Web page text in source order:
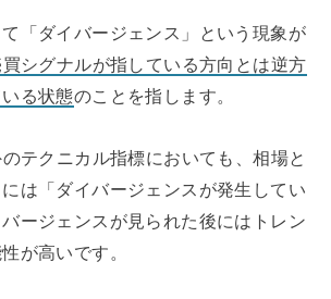
「ダイバージェンス」という現象が
シグナルが指している方向とは逆方
る状態のことを指します。
テクニカル指標においても、相場と
は「ダイバージェンスが発生してい
ージェンスが見られた後にはトレン
が高いです。